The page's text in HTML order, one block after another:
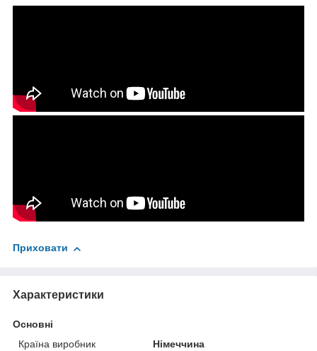
Приховати
Характеристики
Основні
Країна виробник
Німеччина